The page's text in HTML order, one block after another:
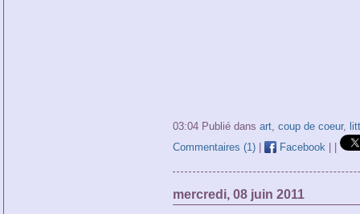
03:04 Publié dans art, coup de coeur,
Commentaires (1)| Facebook | |
mercredi, 08 juin 2011